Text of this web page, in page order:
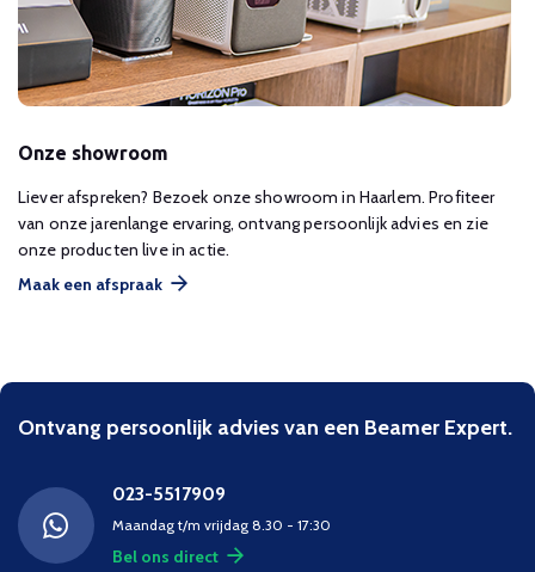
Onze showroom
Liever afspreken? Bezoek onze showroom in Haarlem. Profiteer
van onze jarenlange ervaring, ontvang persoonlijk advies en zie
onze producten live in actie.
Maak een afspraak
Ontvang persoonlijk advies van een Beamer Expert.
023-5517909
Maandag t/m vrijdag 8.30 - 17:30
Bel ons direct